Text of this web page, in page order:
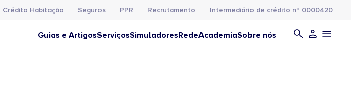
Crédito Habitação Seguros PPR Recrutamento Intermediário de crédito nº 0000420
Guias e ArtigosServiçosSimuladoresRedeAcademiaSobre nós